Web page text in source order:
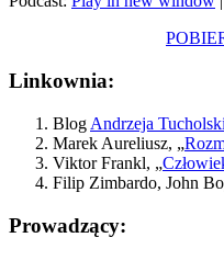
Linkownia:
Blog Andrzeja
Marek Aureliusz, „
Viktor Frankl, „
Filip Zimbardo, John
Prowadzący: